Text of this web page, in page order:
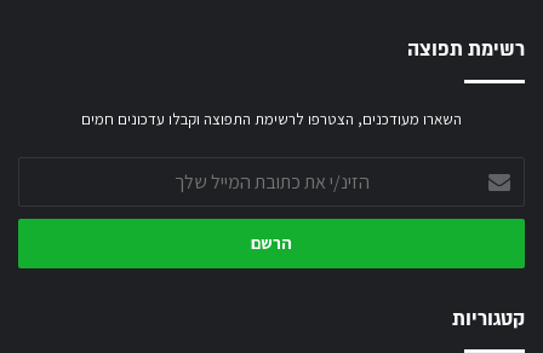
רשימת תפוצה
השארו מעודכנים, הצטרפו לרשימת התפוצה וקבלו עדכונים חמים
את
כתובת
שלך
קטגוריות